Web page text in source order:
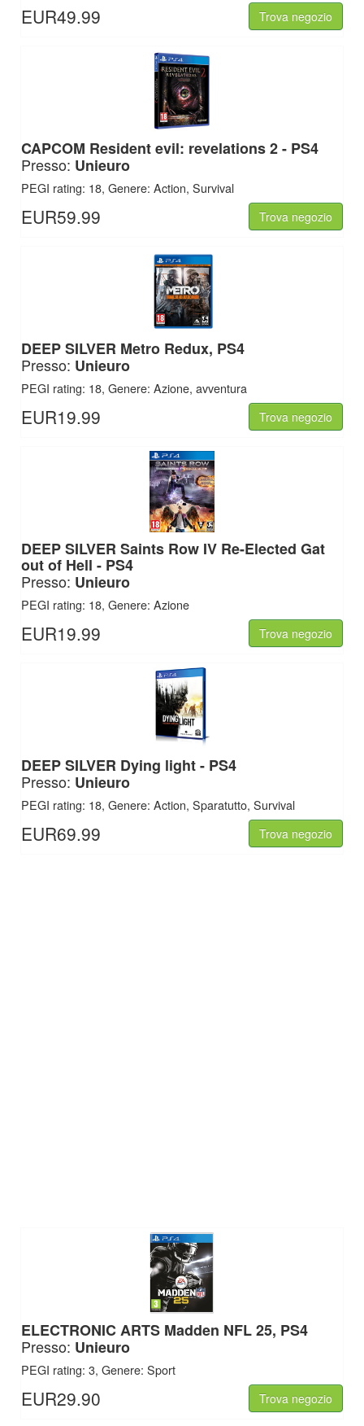
EUR49.99 Trova negozio
CAPCOM Resident evil: revelations 2 - PS4
Presso: Unieuro
PEGI rating: 18, Genere: Action, Survival
EUR59.99 Trova negozio
DEEP SILVER Metro Redux, PS4
Presso: Unieuro
PEGI rating: 18, Genere: Azione, avventura
EUR19.99 Trova negozio
DEEP SILVER Saints Row IV Re-Elected Gat
out of Hell - PS4
Presso: Unieuro
PEGI rating: 18, Genere: Azione
EUR19.99 Trova negozio
DEEP SILVER Dying light - PS4
Presso: Unieuro
PEGI rating: 18, Genere: Action, Sparatutto, Survival
EUR69.99 Trova negozio
ELECTRONIC ARTS Madden NFL 25, PS4
Presso: Unieuro
PEGI rating: 3, Genere: Sport
EUR29.90 Trova negozio